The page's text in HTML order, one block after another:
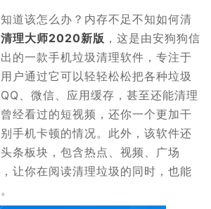
道该怎么办？内存不足不知如何清
清理大师2020新版 ，这是由安狗狗信
的一款手机垃圾清理软件，专注于
户通过它可以轻轻松松把各种垃圾
、微信、应用缓存，甚至还能清理
经看过的短视频，还你一个更加干
手机卡顿的情况。此外，该软件还
条板块，包含热点、视频、广场
让你在阅读清理垃圾的同时，也能